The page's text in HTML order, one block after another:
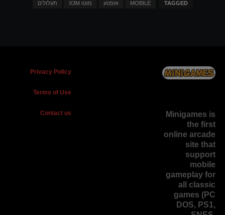
TAGGED
MOBILE אופנוע מוטו X3M תעלולים
Minigames is
the first
online arcade
site that
support
mobile
gameplay for
all classic
games (PC
DOS, PS1,
Privacy Policy
Terms of Use
Contact us